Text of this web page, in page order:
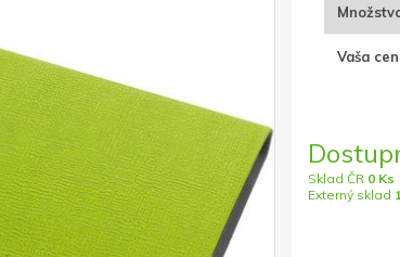
Vaša
Sklad ČR 0 Ks
Externý sklad